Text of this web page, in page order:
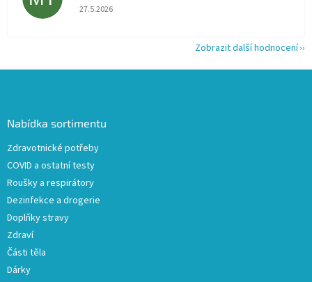
Hodnocení obchodu je 5 z 5 hvězdiček.
27.5.2026
Zobrazit další hodnocení
Nabídka sortimentu
Zdravotnické potřeby
COVID a ostatní testy
Roušky a respirátory
Dezinfekce a drogerie
Doplňky stravy
Zdraví
Části těla
Dárky